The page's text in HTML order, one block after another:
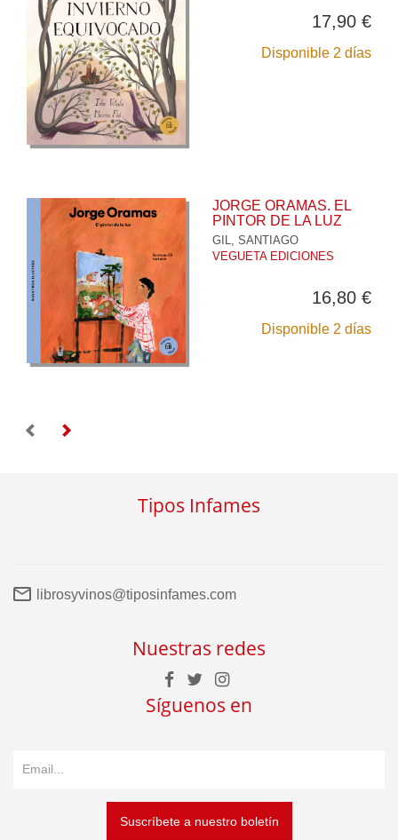
17,90 €
Disponible 2 días
JORGE ORAMAS. EL
PINTOR DE LA LUZ
GIL, SANTIAGO
VEGUETA EDICIONES
16,80 €
Disponible 2 días
Tipos Infames
librosyvinos@tiposinfames.com
Nuestras redes
Síguenos en
Suscríbete a nuestro boletín